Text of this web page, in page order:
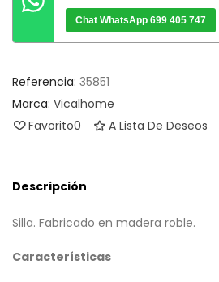
Chat WhatsApp 699 405 747
Referencia: 35851
Marca: Vicalhome
Favorito0 A Lista De Deseos
Descripción
Silla. Fabricado en madera roble.
Características